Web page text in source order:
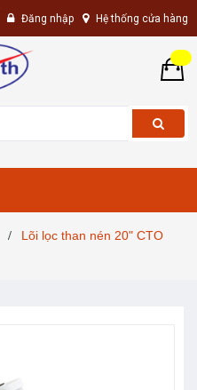
Đăng nhập Hệ thống cửa hàng
/
Lõi lọc than nén 20" CTO